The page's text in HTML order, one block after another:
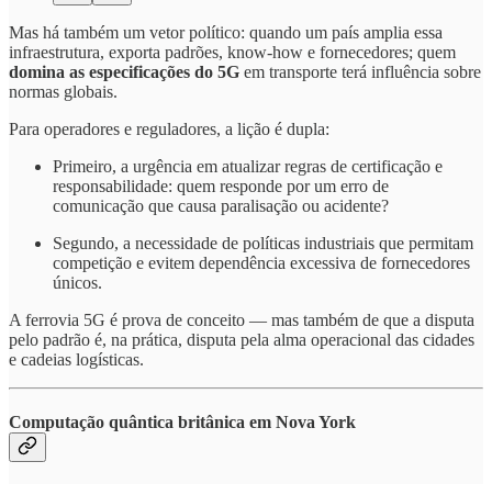
Mas há também um vetor político: quando um país amplia essa
infraestrutura, exporta padrões, know-how e fornecedores; quem
domina as especificações do 5G em transporte terá influência sobre
normas globais.
Para operadores e reguladores, a lição é dupla:
Primeiro, a urgência em atualizar regras de certificação e
responsabilidade: quem responde por um erro de
comunicação que causa paralisação ou acidente?
Segundo, a necessidade de políticas industriais que permitam
competição e evitem dependência excessiva de fornecedores
únicos.
A ferrovia 5G é prova de conceito — mas também de que a disputa
pelo padrão é, na prática, disputa pela alma operacional das cidades
e cadeias logísticas.
Computação quântica britânica em Nova York